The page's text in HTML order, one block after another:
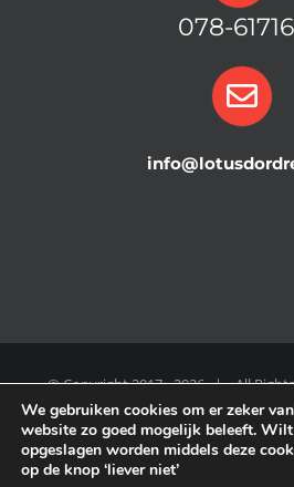
078-
© Copyright 2017 -2026 | All
Voorwaarden|COOKIE POLICY|
We gebruiken cookies om er zeker
website zo goed mogelijk beleeft.
opgeslagen worden middels deze
op de knop ‘liever niet’